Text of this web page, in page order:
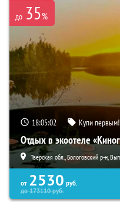
до 35%
18:05:01 Купи первым!
Отдых в экоотеле
Тверская обл., Бологовский р-н,
от 2530 руб.
до173110руб.